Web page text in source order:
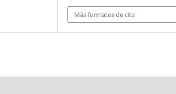
Más formatos de cita